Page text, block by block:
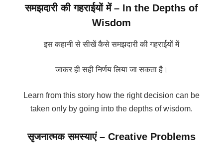
समझदारी की गहराईयों में – In the Depths of
Wisdom
इस कहानी से सीखें कैसे समझदारी की गहराईयों में
जाकर ही सही निर्णय लिया जा सकता है।
Learn from this story how the right decision can be
taken only by going into the depths of wisdom.
सृजनात्मक समस्याएं – Creative Problems